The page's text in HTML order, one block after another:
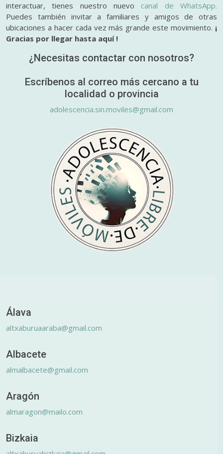
interactuar, tienes nuestro nuevo canal de WhatsApp.
Puedes también invitar a familiares y amigos de otras
ubicaciones a hacer cada vez más grande este movimiento. ¡
Gracias por llegar hasta aquí !
¿Necesitas contactar con nosotros?
Escríbenos al correo más cercano a tu
localidad o provincia
adolescencia.sin.moviles@gmail.com
Álava
altxaburuaaraba@gmail.com
Albacete
almalbacete@gmail.com
Aragón
almaragon@mailo.com
Bizkaia